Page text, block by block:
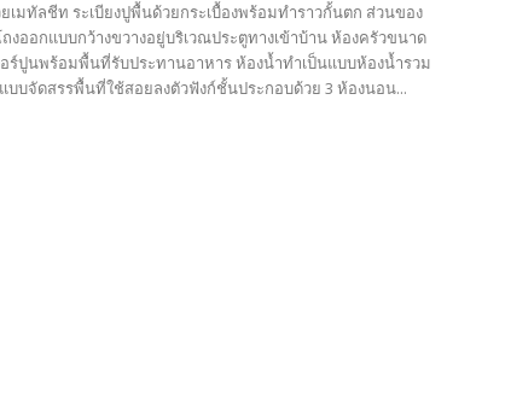
เมทัลชีท ระเบียงปูพื้นด้วยกระเบื้องพร้อมทำราวกั้นตก ส่วนของ
งออกแบบกว้างขวางอยู่บริเวณประตูทางเข้าบ้าน ห้องครัวขนาด
ร์ปูนพร้อมพื้นที่รับประทานอาหาร ห้องน้ำทำเป็นแบบห้องน้ำรวม
บบจัดสรรพื้นที่ใช้สอยลงตัวฟังก์ชั้นประกอบด้วย 3 ห้องนอน...